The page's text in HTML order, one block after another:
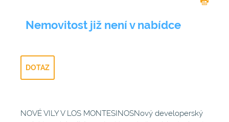
Nemovitost již není v nabídce
DOTAZ
NOVÉ VILY V LOS MONTESINOSNový developerský